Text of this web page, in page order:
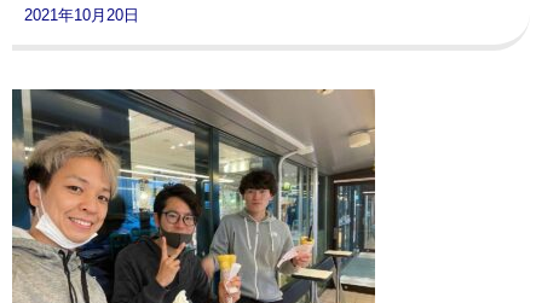
2021年10月20日